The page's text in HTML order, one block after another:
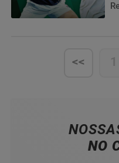
<< 1
NO